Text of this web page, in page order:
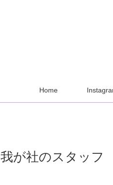
Home
我が社のスタッフ